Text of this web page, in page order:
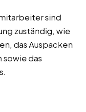
sind
zuständig, wie
das Auspacken
sowie das